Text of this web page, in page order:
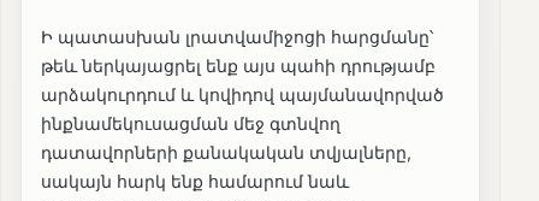
Ի պատասխան լրատվամիջոցի հարցմանը՝
թեև ներկայացրել ենք այս պահի դրությամբ
արձակուրդում և կովիդով պայմանավորված
ինքնամեկուսացման մեջ գտնվող
դատավորների քանակական տվյալները,
սակայն հարկ ենք համարում նաև